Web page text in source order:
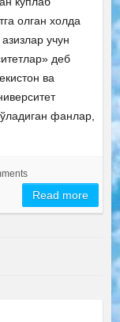
олган холда
учун
деб
ва
фанлар,
Read more